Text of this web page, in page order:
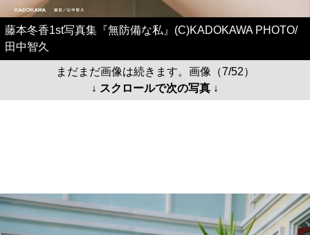
藤本冬香1st写真集『無防備な私』(C)KADOKAWA PHOTO/
田中智久
まだまだ画像は続きます。画像（7/52）
↓ スクロールで次の写真 ↓